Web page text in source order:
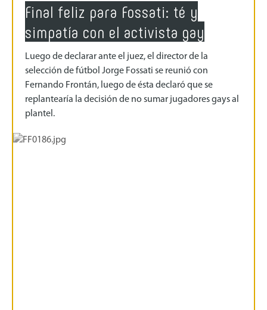
Final feliz para Fossati: té y
simpatía con el activista gay
Luego de declarar ante el juez, el director de la
selección de fútbol Jorge Fossati se reunió con
Fernando Frontán, luego de ésta declaró que se
replantearía la decisión de no sumar jugadores gays al
plantel.